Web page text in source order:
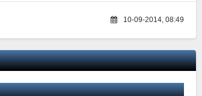
10-09-2014, 08:49